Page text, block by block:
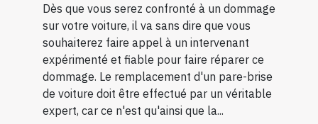
Dès que vous serez confronté à un dommage
sur votre voiture, il va sans dire que vous
souhaiterez faire appel à un intervenant
expérimenté et fiable pour faire réparer ce
dommage. Le remplacement d'un pare-brise
de voiture doit être effectué par un véritable
expert, car ce n'est qu'ainsi que la...